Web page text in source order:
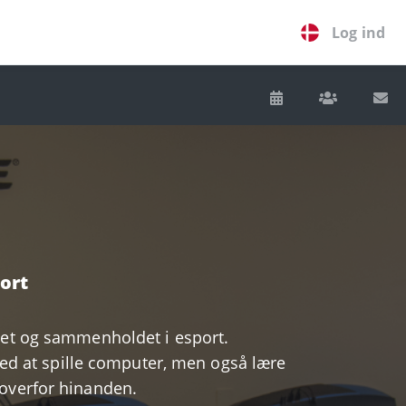
Log ind
og sammenholdet i esport.
at spille computer, men også lære
hinanden.